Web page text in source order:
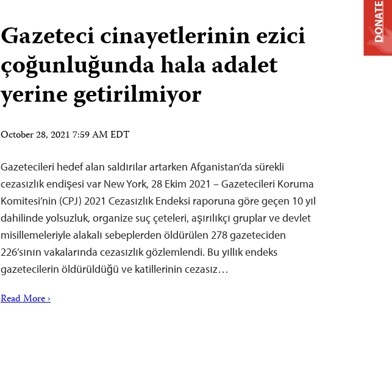
Gazeteci cinayetlerinin ezici
çoğunluğunda hala adalet
yerine getirilmiyor
October 28, 2021 7:59 AM EDT
Gazetecileri hedef alan saldırılar artarken Afganistan’da sürekli
cezasızlık endişesi var New York, 28 Ekim 2021 – Gazetecileri Koruma
Komitesi’nin (CPJ) 2021 Cezasızlık Endeksi raporuna göre geçen 10 yıl
dahilinde yolsuzluk, organize suç çeteleri, aşırılıkçı gruplar ve devlet
misillemeleriyle alakalı sebeplerden öldürülen 278 gazeteciden
226’sının vakalarında cezasızlık gözlemlendi. Bu yıllık endeks
gazetecilerin öldürüldüğü ve katillerinin cezasız…
Read More ›
DONATE